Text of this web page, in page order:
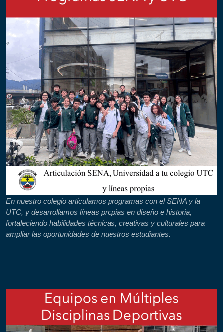
En nuestro colegio articulamos programas con el SENA y la
UTC, y desarrollamos líneas propias en diseño e historia,
fortaleciendo habilidades técnicas, creativas y culturales para
ampliar las oportunidades de nuestros estudiantes.